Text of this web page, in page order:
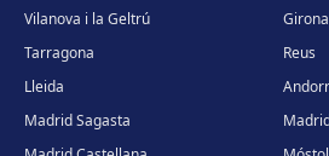
Vilanova i la Geltrú
Girona
Tarragona
Reus
Lleida
Madrid Sagasta